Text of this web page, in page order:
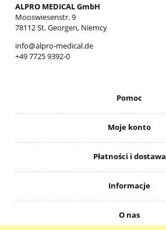
ALPRO MEDICAL GmbH
Mooswiesenstr. 9
78112 St. Georgen, Niemcy
info@alpro-medical.de
+49 7725 9392-0
Pomoc
Moje konto
Płatności i dostawa
Informacje
O nas